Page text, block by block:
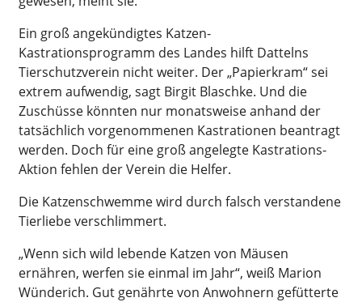
Ein groß angekündigtes Katzen-
Kastrationsprogramm des Landes hilft Dattelns
Tierschutzverein nicht weiter. Der „Papierkram“ sei
extrem aufwendig, sagt Birgit Blaschke. Und die
Zuschüsse könnten nur monatsweise anhand der
tatsächlich vorgenommenen Kastrationen beantragt
werden. Doch für eine groß angelegte Kastrations-
Aktion fehlen der Verein die Helfer.
Die Katzenschwemme wird durch falsch verstandene
Tierliebe verschlimmert.
„Wenn sich wild lebende Katzen von Mäusen
ernähren, werfen sie einmal im Jahr“, weiß Marion
Wünderich. Gut genährte von Anwohnern gefütterte